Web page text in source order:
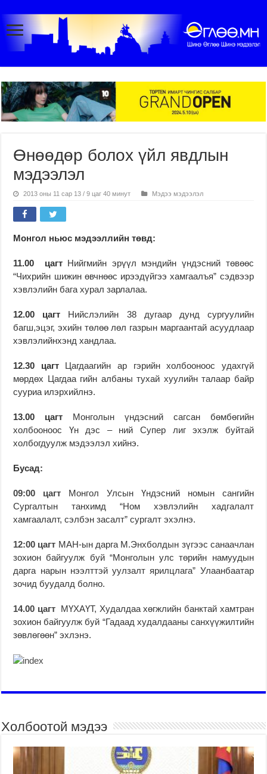
Өнөөдөр болох үйл явдлын
мэдээлэл
2013 оны 11 сар 13 / 9 цаг 40 минут Мэдээ мэдээлэл
Монгол ньюс мэдээллийн төвд:
11.00 цагт Нийгмийн эрүүл мэндийн үндэсний төвөөс
“Чихрийн шижин өвчнөөс ирээдүйгээ хамгаалъя” сэдвээр
хэвлэлийн бага хурал зарлалаа.
12.00 цагт Нийслэлийн 38 дугаар дунд сургуулийн
багш,эцэг, эхийн төлөө лөл газрын маргаантай асуудлаар
хэвлэлийнхэнд хандлаа.
12.30 цагтЦагдаагийн ар гэрийн холбооноос удахгүй
мөрдөх Цагдаа гийн албаны тухай хуулийн талаар байр
сууриа илэрхийлнэ.
13.00 цагт Монголын үндэсний сагсан бөмбөгийн
холбооноос Үн дэс – ний Супер лиг эхэлж буйтай
холбогдуулж мэдээлэл хийнэ.
Бусад:
09:00 цагт Монгол Улсын Үндэсний номын сангийн
Сургалтын танхимд “Ном хэвлэлийн хадгалалт
хамгаалалт, сэлбэн засалт” сургалт эхэлнэ.
12:00 цагт МАН-ын дарга М.Энхболдын зүгээс санаачлан
зохион байгуулж буй “Монголын улс төрийн намуудын
дарга нарын нээлттэй уулзалт ярилцлага” Улаанбаатар
зочид буудалд болно.
14.00 цагт МҮХАҮТ, Худалдаа хөгжлийн банктай хамтран
зохион байгуулж буй “Гадаад худалдааны санхүүжилтийн
зөвлөгөөн” эхлэнэ.
Холбоотой мэдээ